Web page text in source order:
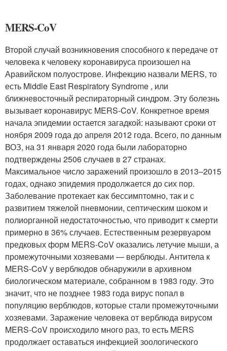
MERS-CoV
Второй случай возникновения способного к передаче от
человека к человеку коронавируса произошел на
Аравийском полуострове. Инфекцию назвали MERS, то
есть Middle East Respiratory Syndrome , или
ближневосточный респираторный синдром. Эту болезнь
вызывает коронавирус MERS-CoV. Конкретное время
начала эпидемии остается загадкой: называют сроки от
ноября 2009 года до апреля 2012 года. Всего, по данным
ВОЗ, на 31 января 2020 года были лабораторно
подтверждены 2506 случаев в 27 странах.
Максимальное число заражений произошло в 2013–2015
годах, однако эпидемия продолжается до сих пор.
Заболевание протекает как бессимптомно, так и с
развитием тяжелой пневмонии, септическим шоком и
полиорганной недостаточностью, что приводит к смерти
примерно в 36% случаев. Естественным резервуаром
предковых форм MERS-CoV оказались летучие мыши, а
промежуточными хозяевами — верблюды. Антитела к
MERS-CoV у верблюдов обнаружили в архивном
биологическом материале, собранном в 1983 году. Это
значит, что не позднее 1983 года вирус попал в
популяцию верблюдов, которые стали промежуточными
хозяевами. Заражение человека от верблюда вирусом
MERS-CoV происходило много раз, то есть MERS
продолжает оставаться инфекцией зоологического